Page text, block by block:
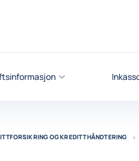
OG KREDITTHÅNDTERING